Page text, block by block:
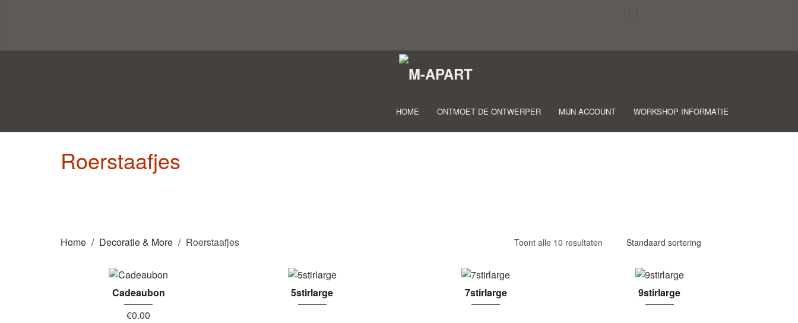
HOME ONTMOET DE ONTWERPER MIJN ACCOUNT WORKSHOP INFORMATIE
Roerstaafjes
Home Decoratie & More Roerstaafjes Toont alle 10 resultaten
Cadeaubon
€0.00
5stirlarge 7stirlarge 9stirlarge